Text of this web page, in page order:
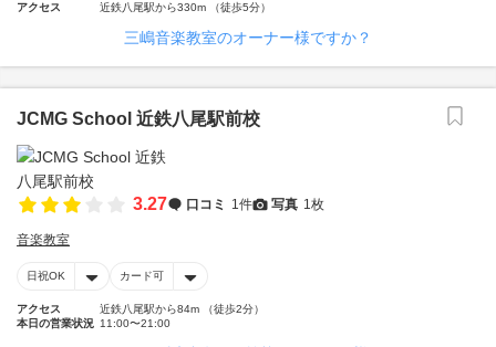
アクセス 近鉄八尾駅から330m （徒歩5分）
三嶋音楽教室のオーナー様ですか？
JCMG School 近鉄八尾駅前校
3.27 口コミ 1件 写真 1枚
音楽教室
日祝OK カード可
アクセス
近鉄八尾駅から84m （徒歩2分）
本日の営業状況 11:00〜21:00